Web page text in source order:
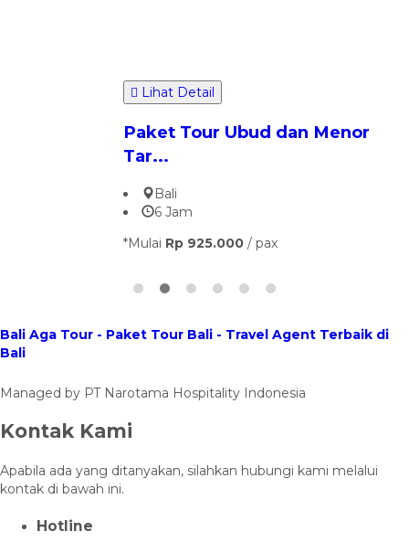
Bali Aga Tour - Paket Tour Bali - Travel Agent Terbaik di
Bali
Managed by PT Narotama Hospitality Indonesia
Kontak Kami
Apabila ada yang ditanyakan, silahkan hubungi kami melalui
kontak di bawah ini.
Hotline